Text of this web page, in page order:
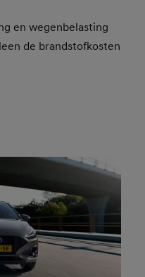
en wegenbelasting
de brandstofkosten